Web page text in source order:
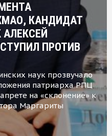
КАНДИДАТ
ПРОТИВ
наук прозвучало
патриарха РПЦ
на «склонение» к
Маргариты